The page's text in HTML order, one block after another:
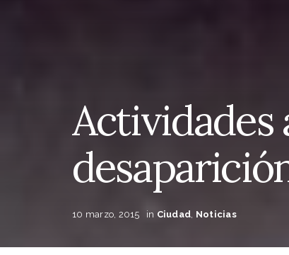
Actividades
10 marzo, 2015 in Ciudad, Noticias